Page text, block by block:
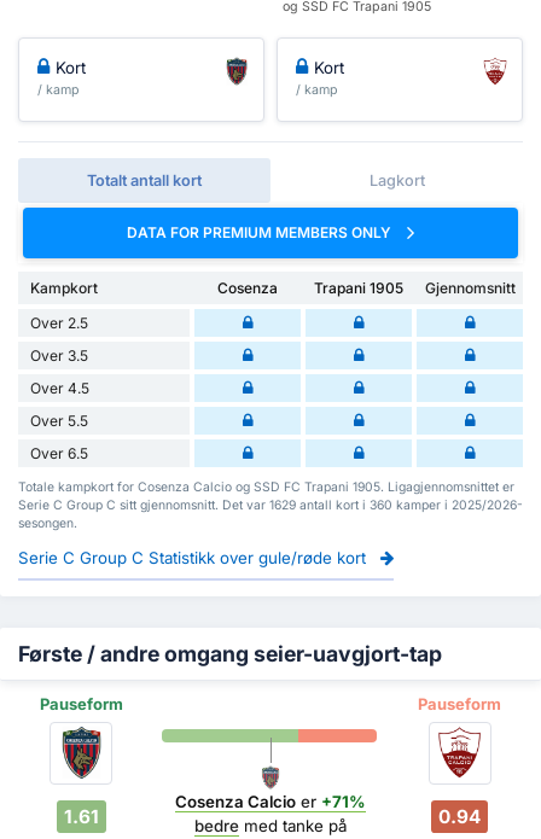
og SSD FC Trapani 1905
Kort
/ kamp
Kort
/ kamp
Totalt antall kort Lagkort
DATA FOR PREMIUM MEMBERS ONLY
Kampkort Cosenza Trapani 1905
Gjennomsnitt
Over 2.5
Over 3.5
Over 4.5
Over 5.5
Over 6.5
Totale kampkort for Cosenza Calcio og SSD FC Trapani 1905. Ligagjennomsnittet er
Serie C Group C sitt gjennomsnitt. Det var 1629 antall kort i 360 kamper i 2025/2026-
sesongen.
Serie C Group C Statistikk over gule/røde kort
Første / andre omgang seier-uavgjort-tap
Pauseform Pauseform
1.61
Cosenza Calcioer +71%
bedremed tanke på
0.94